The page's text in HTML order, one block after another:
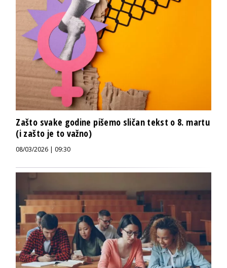
Zašto svake godine pišemo sličan tekst o 8. martu
(i zašto je to važno)
08/03/2026 | 09:30